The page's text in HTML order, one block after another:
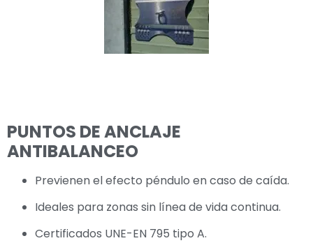
PUNTOS DE ANCLAJE
ANTIBALANCEO
Previenen el efecto péndulo en caso de caída.
Ideales para zonas sin línea de vida continua.
Certificados UNE-EN 795 tipo A.